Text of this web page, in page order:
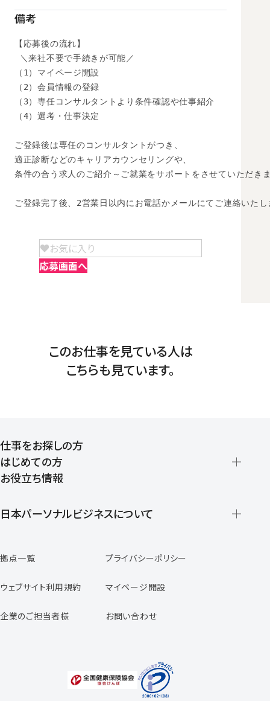
備考
【応募後の流れ】
＼来社不要で手続きが可能／
（1）マイページ開設
（2）会員情報の登録
（3）専任コンサルタントより条件確認や仕事紹介
（4）選考・仕事決定
ご登録後は専任のコンサルタントがつき、
適正診断などのキャリアカウンセリングや、
条件の合う求人のご紹介～ご就業をサポートをさせていただき
ご登録完了後、2営業日以内にお電話かメールにてご連絡いたし
お気に入り
応募画面へ
このお仕事を見ている人は
こちらも見ています。
仕事をお探しの方
はじめての方
登録から就業開始までの流れ
お役立ち情報
日本パーソナルビジネスについて
スタッフの声
専任コンサルタントの声
福利厚生のご案内
拠点一覧 プライバシーポリシー
ウェブサイト利用規約 マイページ開設
企業のご担当者様 お問い合わせ